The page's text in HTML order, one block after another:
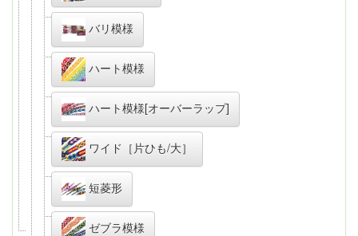
バリ模様
ハート模様
ハート模様[オーバーラップ]
ワイド［片ひも/大］
短菱形
ゼブラ模様